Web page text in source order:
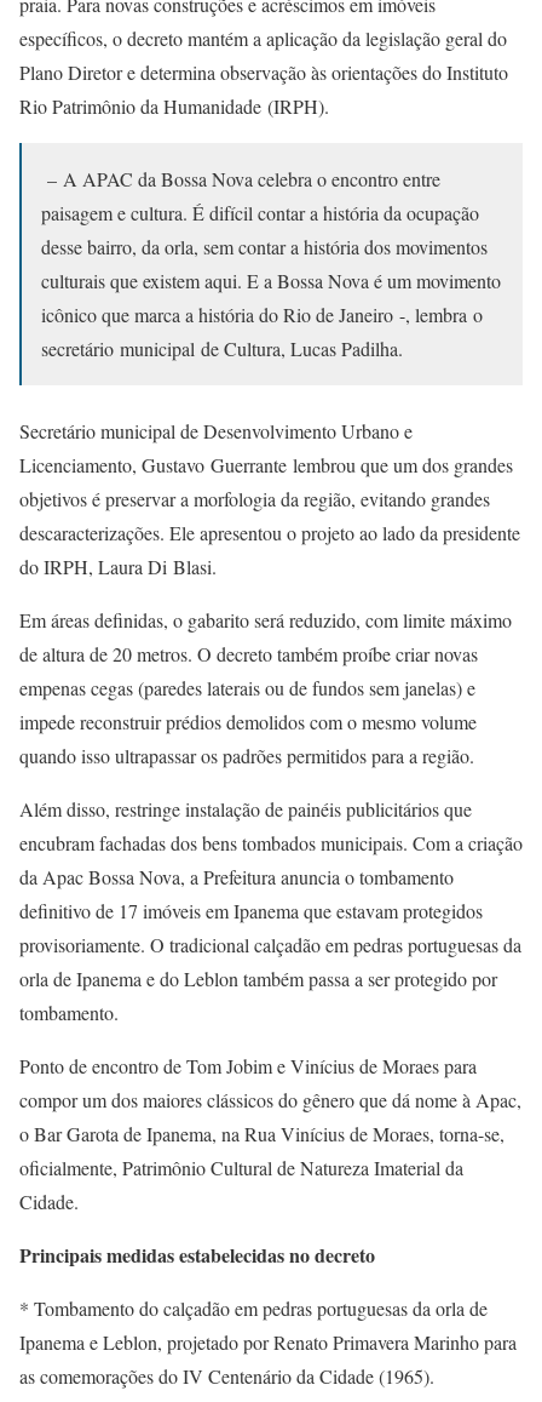
específicos, o decreto mantém a aplicação da legislação geral do
Plano Diretor e determina observação às orientações do Instituto
Rio Patrimônio da Humanidade (IRPH).
– A APAC da Bossa Nova celebra o encontro entre
paisagem e cultura. É difícil contar a história da ocupação
desse bairro, da orla, sem contar a história dos movimentos
culturais que existem aqui. E a Bossa Nova é um movimento
icônico que marca a história do Rio de Janeiro -, lembra o
secretário municipal de Cultura, Lucas Padilha.
Secretário municipal de Desenvolvimento Urbano e
Licenciamento, Gustavo Guerrante lembrou que um dos grandes
objetivos é preservar a morfologia da região, evitando grandes
descaracterizações. Ele apresentou o projeto ao lado da presidente
do IRPH, Laura Di Blasi.
Em áreas definidas, o gabarito será reduzido, com limite máximo
de altura de 20 metros. O decreto também proíbe criar novas
empenas cegas (paredes laterais ou de fundos sem janelas) e
impede reconstruir prédios demolidos com o mesmo volume
quando isso ultrapassar os padrões permitidos para a região.
Além disso, restringe instalação de painéis publicitários que
encubram fachadas dos bens tombados municipais. Com a criação
da Apac Bossa Nova, a Prefeitura anuncia o tombamento
definitivo de 17 imóveis em Ipanema que estavam protegidos
provisoriamente. O tradicional calçadão em pedras portuguesas da
orla de Ipanema e do Leblon também passa a ser protegido por
tombamento.
Ponto de encontro de Tom Jobim e Vinícius de Moraes para
compor um dos maiores clássicos do gênero que dá nome à Apac,
o Bar Garota de Ipanema, na Rua Vinícius de Moraes, torna-se,
oficialmente, Patrimônio Cultural de Natureza Imaterial da
Cidade.
Principais medidas estabelecidas no decreto
* Tombamento do calçadão em pedras portuguesas da orla de
Ipanema e Leblon, projetado por Renato Primavera Marinho para
as comemorações do IV Centenário da Cidade (1965).